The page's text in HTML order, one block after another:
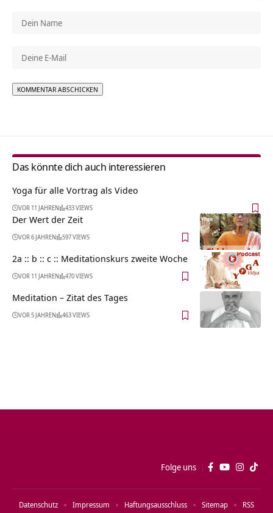
Das könnte dich auch interessieren
Yoga für alle Vortrag als Video
VOR 11 JAHREN 433 VIEWS
Der Wert der Zeit
VOR 6 JAHREN 597 VIEWS
2a :: b :: c :: Meditationskurs zweite Woche
VOR 11 JAHREN 470 VIEWS
Meditation – Zitat des Tages
VOR 5 JAHREN 463 VIEWS
Folge uns
Datenschutz Impressum Haftungsausschluss Sitemap RSS